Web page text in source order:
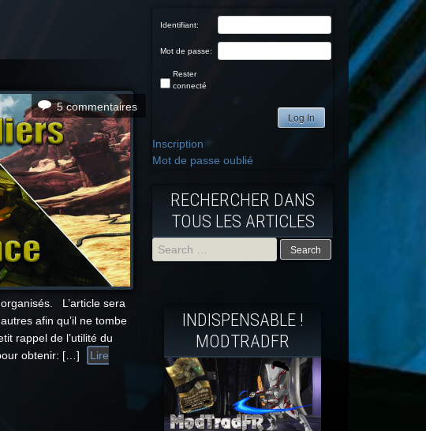
5 commentaires
L’article sera
afin qu’il ne tombe
rappel de l’utilité du
obtenir: […]
Lire
Identifiant:
Mot de passe:
Rester
connecté
Log In
Inscription
Mot de passe oublié
RECHERCHER DANS
TOUS LES ARTICLES
INDISPENSABLE !
MODTRADFR